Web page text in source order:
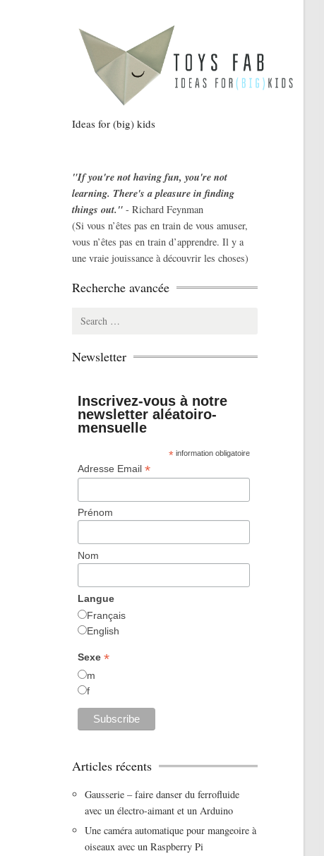
Ideas for (big) kids
"If you're not having fun, you're not
learning. There's a pleasure in finding
things out." - Richard Feynman
(Si vous n’êtes pas en train de vous amuser,
vous n’êtes pas en train d’apprendre. Il y a
une vraie jouissance à découvrir les choses)
Recherche avancée
Search
Newsletter
Inscrivez-vous à notre
newsletter aléatoiro-
mensuelle
* information obligatoire
Adresse Email *
Prénom
Nom
Langue
Français
English
Sexe *
m
f
Articles récents
Gausserie – faire danser du ferrofluide
avec un électro-aimant et un Arduino
Une caméra automatique pour mangeoire à
oiseaux avec un Raspberry Pi